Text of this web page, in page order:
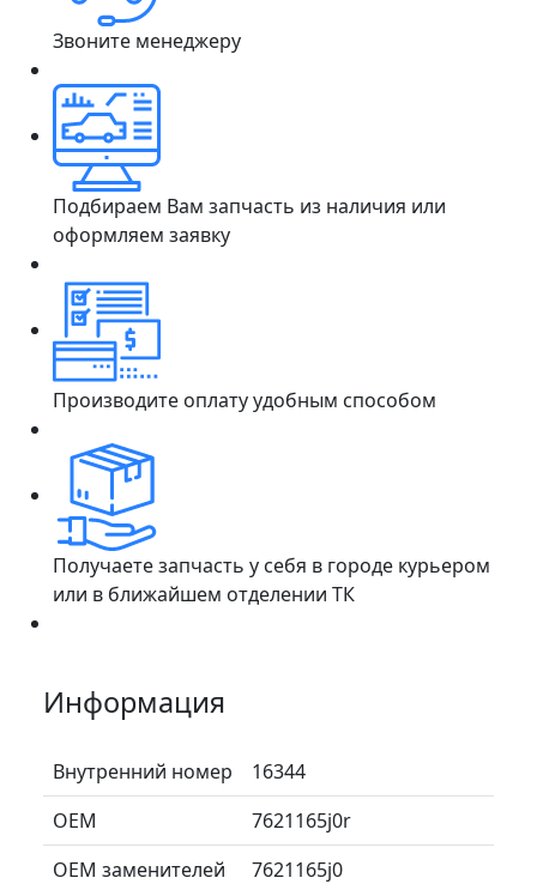
Звоните менеджеру
Подбираем Вам запчасть из наличия или
оформляем заявку
Производите оплату удобным способом
Получаете запчасть у себя в городе курьером
или в ближайшем отделении ТК
Информация
Внутренний номер
16344
ОЕМ
7621165j0r
ОЕМ заменителей
7621165j0